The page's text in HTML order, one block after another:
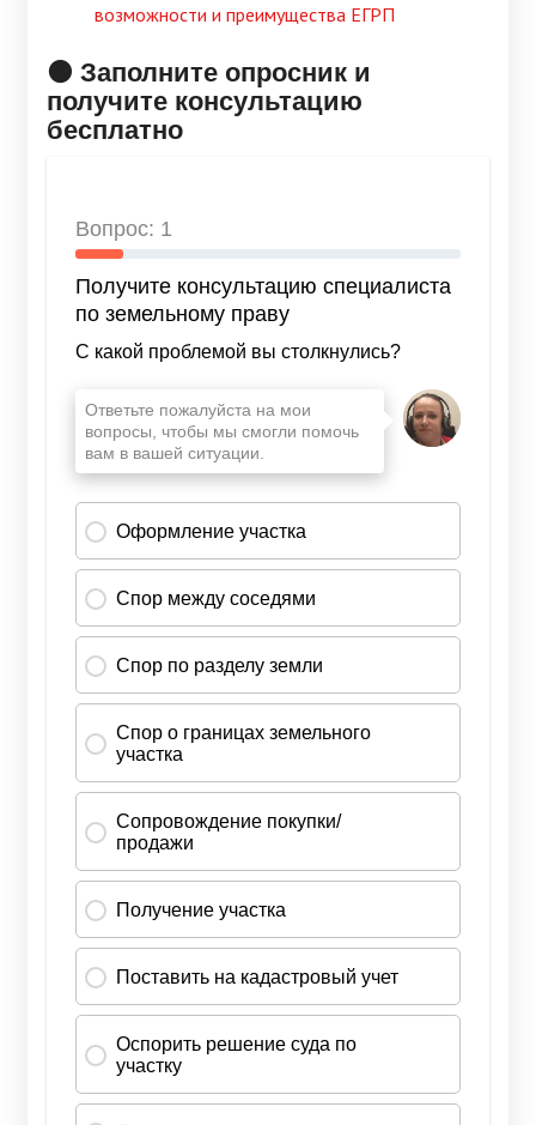
возможности и преимущества ЕГРП
🟠 Заполните опросник и
получите консультацию
бесплатно